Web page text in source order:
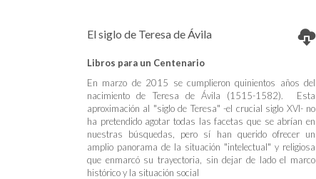
El siglo de Teresa de Ávila
Libros para un Centenario
En marzo de 2015 se cumplieron quinientos años del
nacimiento de Teresa de Ávila (1515-1582). Esta
aproximación al "siglo de Teresa" -el crucial siglo XVI- no
ha pretendido agotar todas las facetas que se abrían en
nuestras búsquedas, pero sí han querido ofrecer un
amplio panorama de la situación "intelectual" y religiosa
que enmarcó su trayectoria, sin dejar de lado el marco
histórico y la situación social